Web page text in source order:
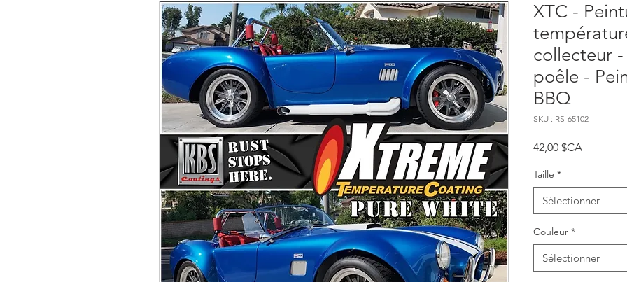
XTC -
collecteur
poêle -
BBQ
SKU : RS-65102
42,00 $CAPrix
Taille *
Sélectionner
Couleur *
Sélectionner